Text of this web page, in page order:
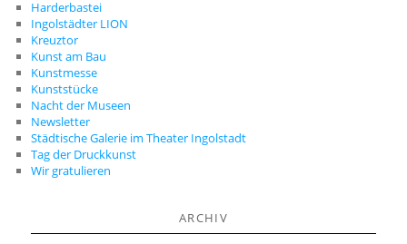
Harderbastei
Ingolstädter LION
Kreuztor
Kunst am Bau
Kunstmesse
Kunststücke
Nacht der Museen
Newsletter
Städtische Galerie im Theater Ingolstadt
Tag der Druckkunst
Wir gratulieren
ARCHIV